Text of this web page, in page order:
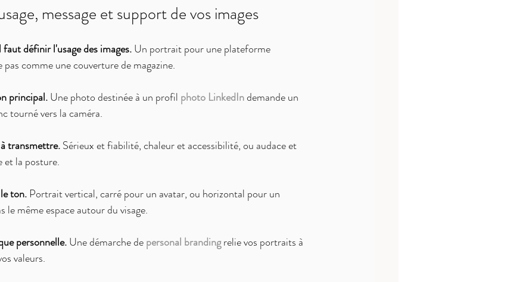
message et support de vos images
définir l'usage des images. Un portrait pour une plateforme
comme une couverture de magazine.
principal. Une photo destinée à un profil photo LinkedIn demande un
tourné vers la caméra.
transmettre. Sérieux et fiabilité, chaleur et accessibilité, ou audace et
et la posture.
ton. Portrait vertical, carré pour un avatar, ou horizontal pour un
le même espace autour du visage.
personnelle. Une démarche de personal branding relie vos portraits à
valeurs.